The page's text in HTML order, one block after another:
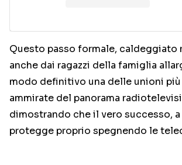
Questo passo formale, caldeggiato
anche dai ragazzi della famiglia
modo definitivo una delle unioni
ammirate del panorama
dimostrando che il vero successo,
protegge proprio spegnendo le